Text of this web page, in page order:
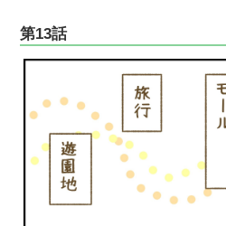
第13話